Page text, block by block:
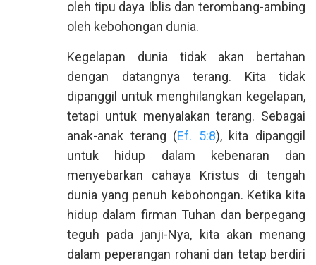
oleh tipu daya Iblis dan terombang-ambing
oleh kebohongan dunia.
Kegelapan dunia tidak akan bertahan
dengan datangnya terang. Kita tidak
dipanggil untuk menghilangkan kegelapan,
tetapi untuk menyalakan terang. Sebagai
anak-anak terang (Ef. 5:8), kita dipanggil
untuk hidup dalam kebenaran dan
menyebarkan cahaya Kristus di tengah
dunia yang penuh kebohongan. Ketika kita
hidup dalam firman Tuhan dan berpegang
teguh pada janji-Nya, kita akan menang
dalam peperangan rohani dan tetap berdiri